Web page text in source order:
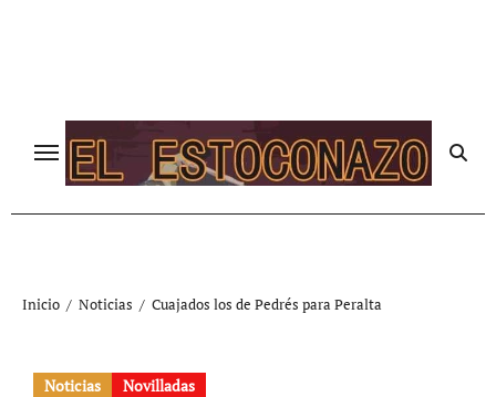
Inicio Noticias Cuajados los de Pedrés para Peralta
Noticias Novilladas